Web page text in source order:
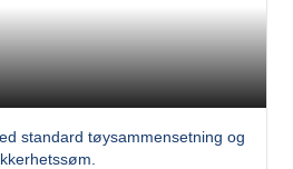
standard tøysammensetning og